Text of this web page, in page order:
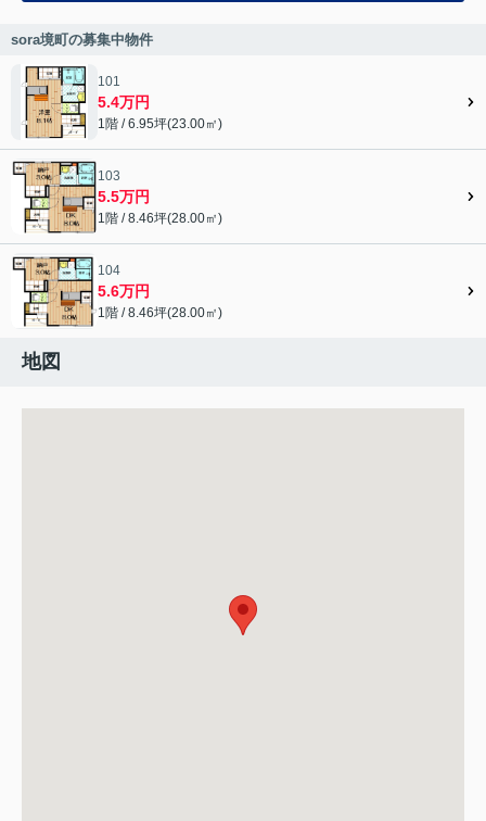
sora境町の募集中物件
101
5.4万円
1階 / 6.95坪(23.00㎡)
103
5.5万円
1階 / 8.46坪(28.00㎡)
104
5.6万円
1階 / 8.46坪(28.00㎡)
地図